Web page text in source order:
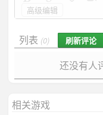
高级编辑
列表 (0) 刷新评论
还没有人
相关游戏